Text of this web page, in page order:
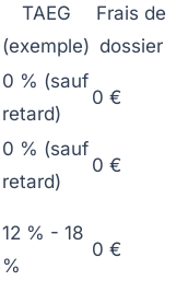
TAEG
(exemple)
Frais de
dossier
0 % (sauf
retard)
0 €
0 % (sauf
retard)
0 €
12 % - 18
%
0 €